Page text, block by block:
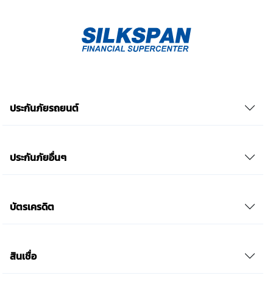
ยินยอม” ในช่องสนทนา เป็นการแสดงเจตนายินยอมของ
ข้าพเจ้าแทนการลงลายมือชื่อเป็นหลักฐาน รวบรวมเบี้ย
ประกันภัยรถยนต์
ประกันภัยอื่นๆ
บัตรเครดิต
สินเชื่อ